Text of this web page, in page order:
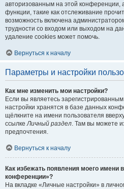
авторизованным на этой конференции,
функции, такие как отслеживание
возможность включена
трудности со входом или выходом на
удаление cookies может помочь.
Вернуться к началу
Параметры и настройки
Как мне изменить мои настройки?
Если вы являетесь
настройки хранятся в базе данных
щёлкните на имени пользователя
ссылкеЛичный раздел. Там вы можете
предпочтения.
Вернуться к началу
Как избежать появления моего имени
конференции»?
На вкладке «Личные настройки» в